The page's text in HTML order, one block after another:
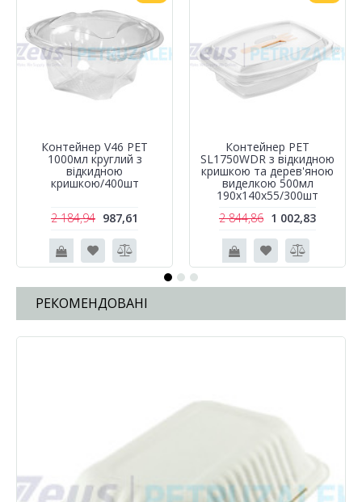
Контейнер V46 PET
1000мл круглий з
відкидною
кришкою/400шт
2 184,94 987,61
Контейнер РЕТ
SL1750WDR з відкидною
кришкою та дерев'яною
виделкою 500мл
190х140х55/300шт
2 844,86 1 002,83
РЕКОМЕНДОВАНІ